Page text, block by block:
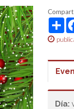
Día: